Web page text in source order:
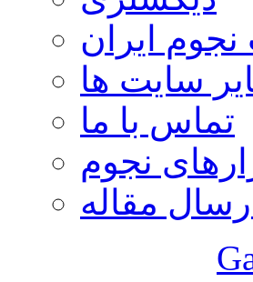
ایران
سایت ها
تماس با ما
نجوم
ارسال مقاله